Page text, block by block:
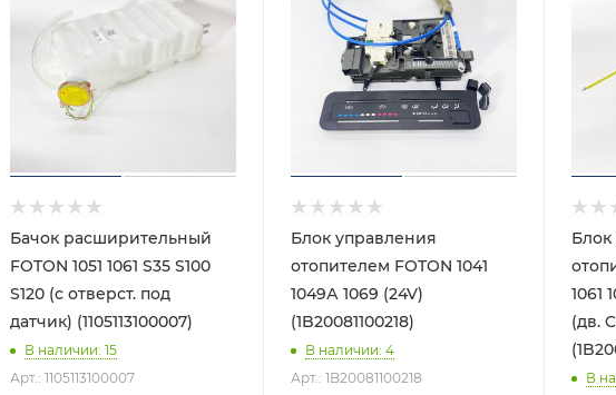
Бачок расширительный
FOTON 1051 1061 S35 S100
S120 (с отверст. под
датчик) (1105113100007)
В наличии: 15
Арт.: 1105113100007
Блок управления
отопителем FOTON 1041
1049А 1069 (24V)
(1B20081100218)
В наличии: 4
Арт.: 1B20081100218
1061
(дв.
В